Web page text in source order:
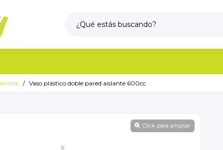
Vaso plástico doble pared aislante 600cc
Click para ampliar